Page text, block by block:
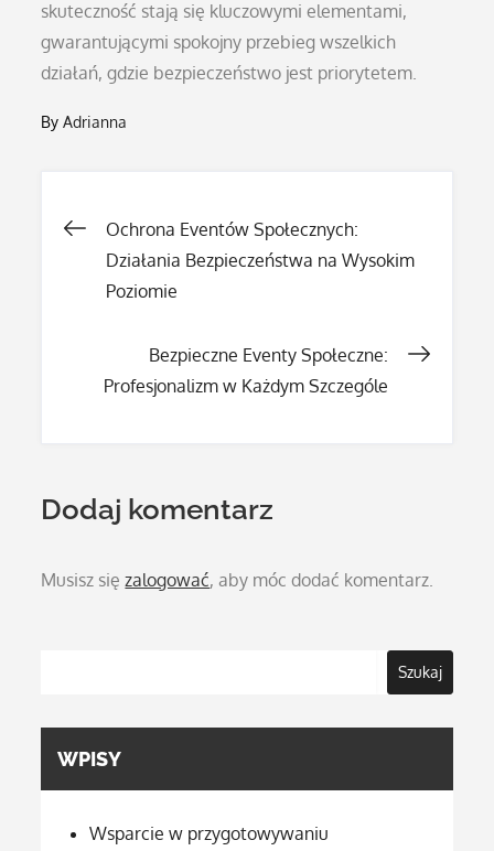
skuteczność stają się kluczowymi elementami,
gwarantującymi spokojny przebieg wszelkich
działań, gdzie bezpieczeństwo jest priorytetem.
ByAdrianna
Nawigacja
wpisu
Ochrona Eventów Społecznych:
Działania Bezpieczeństwa na Wysokim
Poziomie
Bezpieczne Eventy Społeczne:
Profesjonalizm w Każdym Szczególe
Dodaj komentarz
Musisz sięzalogować, aby móc dodać komentarz.
Szukaj
WPISY
Wsparcie w przygotowywaniu